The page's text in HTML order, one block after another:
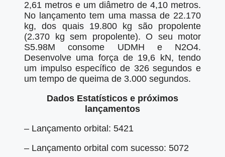
2,61 metros e um diâmetro de 4,10 metros.
No lançamento tem uma massa de 22.170
kg, dos quais 19.800 kg são propolente
(2.370 kg sem propolente). O seu motor
S5.98M consome UDMH e N2O4.
Desenvolve uma força de 19,6 kN, tendo
um impulso específico de 326 segundos e
um tempo de queima de 3.000 segundos.
Dados Estatísticos e próximos
lançamentos
– Lançamento orbital: 5421
– Lançamento orbital com sucesso: 5072